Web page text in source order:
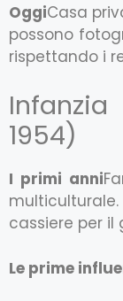
OggiCasa
possono
rispettando i
1954)
I primi anni
cassiere per il
Le prime